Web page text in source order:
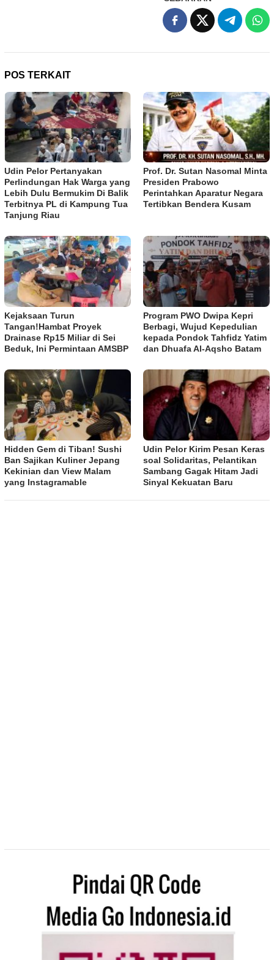
POS TERKAIT
Udin Pelor Pertanyakan
Perlindungan Hak Warga yang
Lebih Dulu Bermukim Di Balik
Terbitnya PL di Kampung Tua
Tanjung Riau
Prof. Dr. Sutan Nasomal Minta
Presiden Prabowo
Perintahkan Aparatur Negara
Tertibkan Bendera Kusam
Kejaksaan Turun
Tangan!Hambat Proyek
Drainase Rp15 Miliar di Sei
Beduk, Ini Permintaan AMSBP
Program PWO Dwipa Kepri
Berbagi, Wujud Kepedulian
kepada Pondok Tahfidz Yatim
dan Dhuafa Al-Aqsho Batam
Hidden Gem di Tiban! Sushi
Ban Sajikan Kuliner Jepang
Kekinian dan View Malam
yang Instagramable
Udin Pelor Kirim Pesan Keras
soal Solidaritas, Pelantikan
Sambang Gagak Hitam Jadi
Sinyal Kekuatan Baru